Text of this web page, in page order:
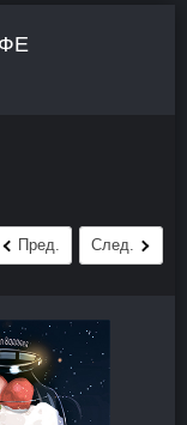
Пред. След.